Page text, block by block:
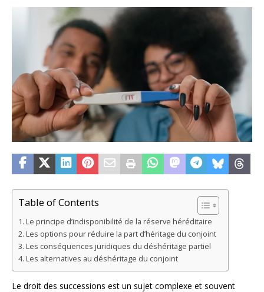
Table of Contents
Le principe d’indisponibilité de la réserve héréditaire
Les options pour réduire la part d’héritage du conjoint
Les conséquences juridiques du déshéritage partiel
Les alternatives au déshéritage du conjoint
Le droit des successions est un sujet complexe et souvent